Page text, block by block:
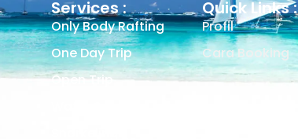
Services :
Only Body Rafting
One Day Trip
Open Trip
Quick Links :
Profil
Cara Booking